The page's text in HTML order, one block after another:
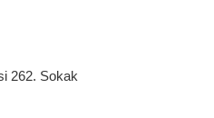
262. Sokak